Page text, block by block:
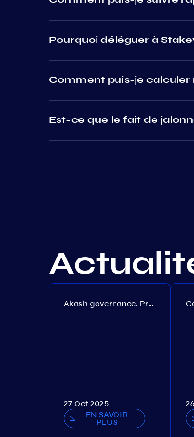
Pourquoi déléguer à
Comment puis-je calculer
Est-ce que le fait de
Akash governance. Proposal №308
27 Oct 2025
EN SAVOIR
PLUS